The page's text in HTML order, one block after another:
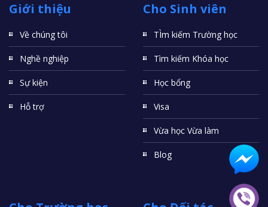
Giới thiệu
Về chúng tôi
Nghề nghiệp
Sự kiện
Hỗ trợ
Cho Sinh viên
TÌm kiếm Trường học
Tìm kiếm Khóa học
Học bổng
Visa
Vừa học Vừa làm
Blog